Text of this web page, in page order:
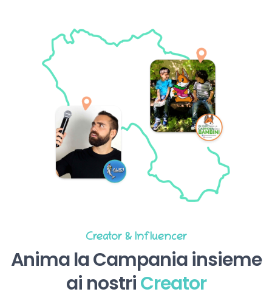
Creator & Influencer
Anima la Campania insieme
ai nostriCreator